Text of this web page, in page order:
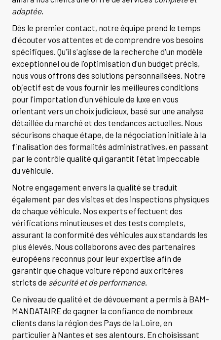
adaptée.
Dès le premier contact, notre équipe prend le temps
d'écouter vos attentes et de comprendre vos besoins
spécifiques. Qu'il s'agisse de la recherche d'un modèle
exceptionnel ou de l'optimisation d'un budget précis,
nous vous offrons des solutions personnalisées. Notre
objectif est de vous fournir les meilleures conditions
pour l'importation d'un véhicule de luxe en vous
orientant vers un choix judicieux, basé sur une analyse
détaillée du marché et des tendances actuelles. Nous
sécurisons chaque étape, de la négociation initiale à la
finalisation des formalités administratives, en passant
par le contrôle qualité qui garantit l'état impeccable
du véhicule.
Notre engagement envers la qualité se traduit
également par des visites et des inspections physiques
de chaque véhicule. Nos experts effectuent des
vérifications minutieuses et des tests complets,
assurant la conformité des véhicules aux standards les
plus élevés. Nous collaborons avec des partenaires
européens reconnus pour leur expertise afin de
garantir que chaque voiture répond aux critères
stricts de sécurité et de performance.
Ce niveau de qualité et de dévouement a permis à BAM-
MANDATAIRE de gagner la confiance de nombreux
clients dans la région des Pays de la Loire, en
particulier à Nantes et ses alentours. En choisissant